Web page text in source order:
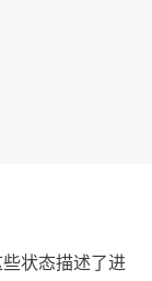
状态描述了进